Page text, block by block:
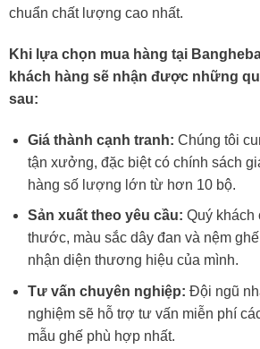
chuẩn chất lượng cao nhất.
Khi lựa chọn mua hàng tại
khách hàng sẽ nhận được những
sau:
Giá thành cạnh tranh: Chúng tôi
tận xưởng, đặc biệt có chính sách
hàng số lượng lớn từ hơn 10 bộ.
Sản xuất theo yêu cầu: Quý khách
thước, màu sắc dây đan và nệm
nhận diện thương hiệu của mình.
Tư vấn chuyên nghiệp: Đội ngũ
nghiệm sẽ hỗ trợ tư vấn miễn phí
mẫu ghế phù hợp nhất.